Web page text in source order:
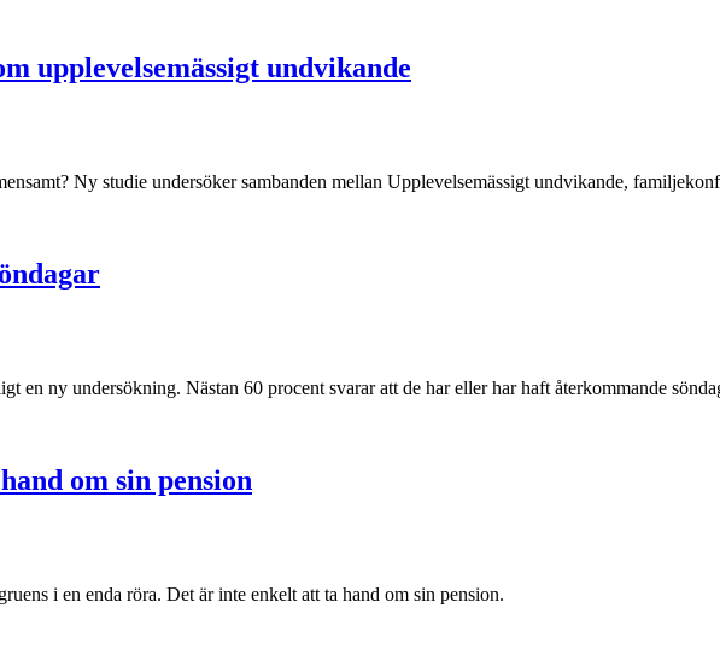
upplevelsemässigt undvikande
Ny studie undersöker sambanden mellan Upplevelsemässigt undvikande,
en ny undersökning. Nästan 60 procent svarar att de har eller har haft återkommande
om sin pension
i en enda röra. Det är inte enkelt att ta hand om sin pension.